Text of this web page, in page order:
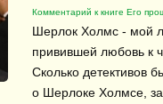
Комментарий к книге Его
Шерлок Холмс - мой
привившей любовь к
Сколько детективов
о Шерлоке Холмсе,